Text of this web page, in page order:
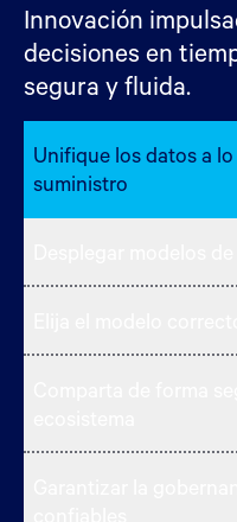
Innovación
decisiones en
segura y fluida.
Unifique los datos a
suministro